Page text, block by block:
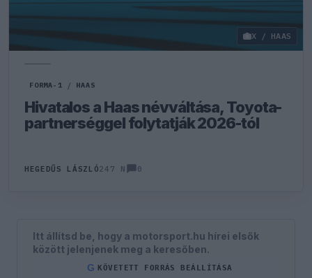
X / HAAS
FORMA-1 / HAAS
Hivatalos a Haas névváltása, Toyota-
partnerséggel folytatják 2026-tól
HEGEDŰS LÁSZLÓ247 N 0
Itt állítsd be, hogy a motorsport.hu hírei elsők
között jelenjenek meg a keresőben.
G KÖVETETT FORRÁS BEÁLLÍTÁSA